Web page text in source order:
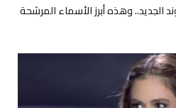
الجديد.. وهذه أبرز الأسماء المرشحة